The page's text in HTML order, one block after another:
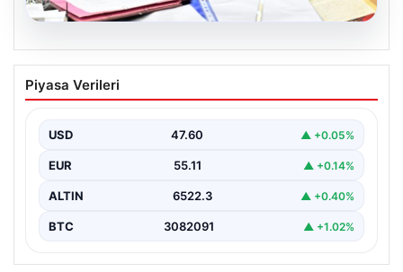
05.08.2026
Bahçeli’den çerçeve yasa açıklaması:
Bin yıllık kardeşliğimiz tescillendi
Piyasa Verileri
USD 47.60 ▲ +0.05%
EUR 55.11 ▲ +0.14%
ALTIN 6522.3 ▲ +0.40%
BTC 3082091 ▲ +1.02%